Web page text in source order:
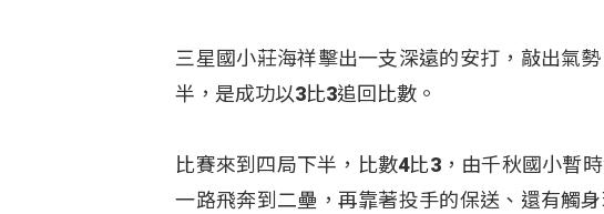
三星國小莊海祥擊出一支深遠的安打，敲出氣
半，是成功以3比3追回比數。
比賽來到四局下半，比數4比3，由千秋國小暫
一路飛奔到二壘，再靠著投手的保送、還有觸